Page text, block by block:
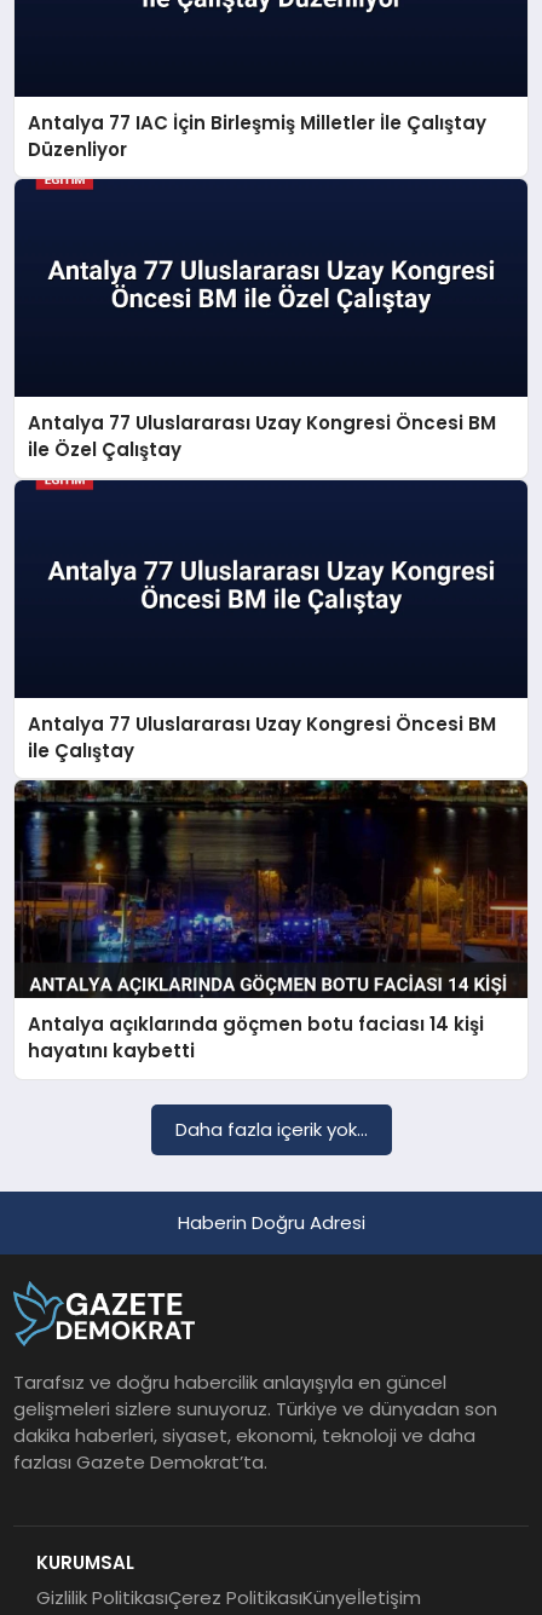
Antalya 77 IAC İçin Birleşmiş Milletler İle Çalıştay
Düzenliyor
Antalya 77 Uluslararası Uzay Kongresi Öncesi BM
ile Özel Çalıştay
Antalya 77 Uluslararası Uzay Kongresi Öncesi BM
ile Çalıştay
Antalya açıklarında göçmen botu faciası 14 kişi
hayatını kaybetti
Daha fazla içerik yok...
Haberin Doğru Adresi
Tarafsız ve doğru habercilik anlayışıyla en güncel
gelişmeleri sizlere sunuyoruz. Türkiye ve dünyadan son
dakika haberleri, siyaset, ekonomi, teknoloji ve daha
fazlası Gazete Demokrat’ta.
KURUMSAL
Gizlilik PolitikasıÇerez PolitikasıKünyeİletişim